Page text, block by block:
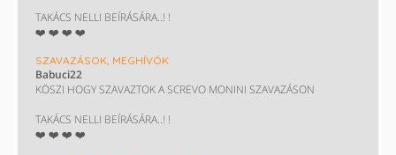
TAKÁCS NELLI BEÍRÁSÁRA..! !
❤️ ❤️ ❤️ ❤️
SZAVAZÁSOK, MEGHÍVÓK
Babuci22
KÖSZI HOGY SZAVAZTOK A SCREVO MONINI SZAVAZÁSON
TAKÁCS NELLI BEÍRÁSÁRA..! !
❤️ ❤️ ❤️ ❤️